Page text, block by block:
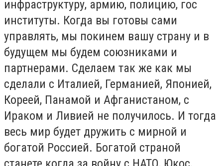
инфраструктуру, армию, полицию, гос
институты. Когда вы готовы сами
управлять, мы покинем вашу страну и в
будущем мы будем союзниками и
партнерами. Сделаем так же как мы
сделали с Италией, Германией, Японией,
Кореей, Панамой и Афганистаном, с
Ираком и Ливией не получилось. И тогда
весь мир будет дружить с мирной и
богатой Россией. Богатой страной